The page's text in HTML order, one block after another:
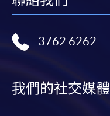
3762 6262
我們的社交媒體